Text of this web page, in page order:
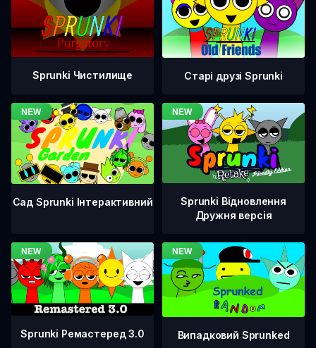
Sprunki Чистилище Старі друзі Sprunki
Сад Sprunki Інтерактивний
Sprunki Відновлення
Дружня версія
Sprunki Ремастеред 3.0 Випадковий Sprunked